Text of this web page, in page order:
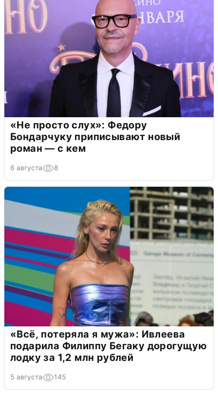
«Не просто слух»: Федору
Бондарчуку приписывают новый
роман — с кем
6 августа 8
«Всё, потеряла я мужа»: Ивлеева
подарила Филиппу Бегаку дорогущую
лодку за 1,2 млн рублей
5 августа 145